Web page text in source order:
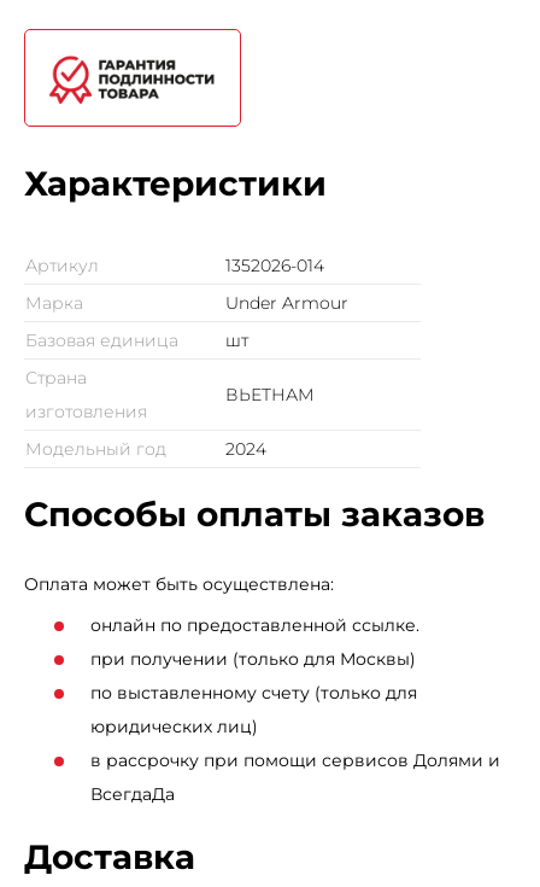
Характеристики
Артикул
1352026-014
Марка
Under Armour
Базовая единица
шт
Страна
изготовления
ВЬЕТНАМ
Модельный год 2024
Способы оплаты заказов
Оплата может быть осуществлена:
онлайн по предоставленной ссылке.
при получении (только для Москвы)
по выставленному счету (только для
юридических лиц)
в рассрочку при помощи сервисов Долями и
ВсегдаДа
Доставка